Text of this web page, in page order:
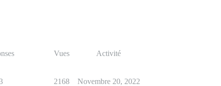
Vues Activité
2168 Novembre 20, 2022